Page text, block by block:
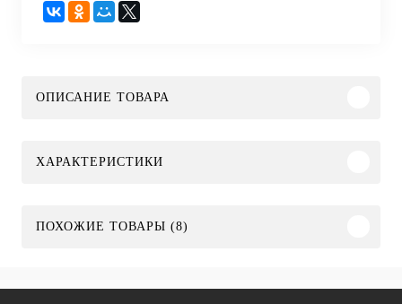
ОПИСАНИЕ ТОВАРА
ХАРАКТЕРИСТИКИ
ПОХОЖИЕ ТОВАРЫ (8)